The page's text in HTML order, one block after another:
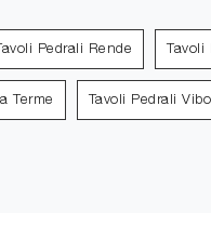
Tavoli Pedrali Rende
Terme Tavoli Pedrali